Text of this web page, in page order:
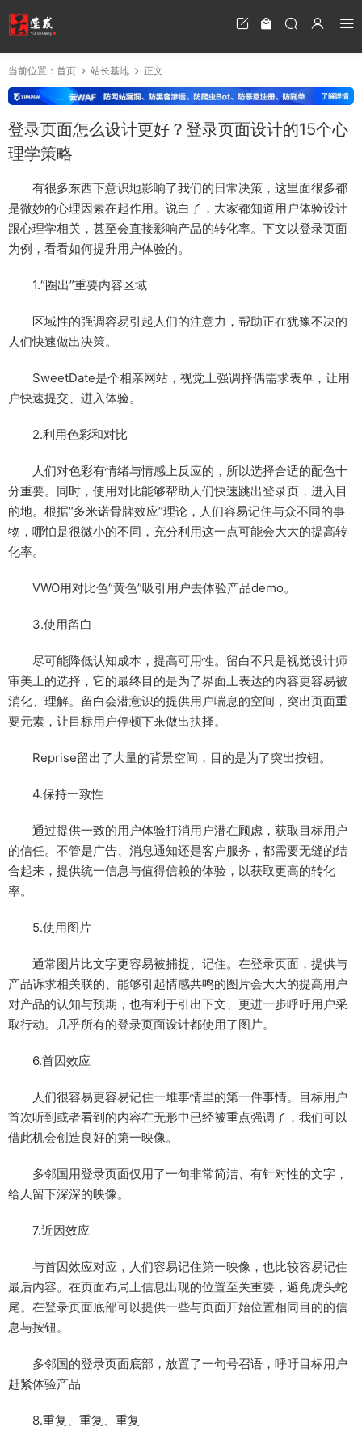
当前位置： 首页 站长基地 正文
登录页面怎么设计更好？登录页面设计的15个心
理学策略
有很多东西下意识地影响了我们的日常决策，这里面很多都
是微妙的心理因素在起作用。说白了，大家都知道用户体验设计
跟心理学相关，甚至会直接影响产品的转化率。下文以登录页面
为例，看看如何提升用户体验的。
1.“圈出”重要内容区域
区域性的强调容易引起人们的注意力，帮助正在犹豫不决的
人们快速做出决策。
SweetDate是个相亲网站，视觉上强调择偶需求表单，让用
户快速提交、进入体验。
2.利用色彩和对比
人们对色彩有情绪与情感上反应的，所以选择合适的配色十
分重要。同时，使用对比能够帮助人们快速跳出登录页，进入目
的地。根据“多米诺骨牌效应”理论，人们容易记住与众不同的事
物，哪怕是很微小的不同，充分利用这一点可能会大大的提高转
化率。
VWO用对比色“黄色”吸引用户去体验产品demo。
3.使用留白
尽可能降低认知成本，提高可用性。留白不只是视觉设计师
审美上的选择，它的最终目的是为了界面上表达的内容更容易被
消化、理解。留白会潜意识的提供用户喘息的空间，突出页面重
要元素，让目标用户停顿下来做出抉择。
Reprise留出了大量的背景空间，目的是为了突出按钮。
4.保持一致性
通过提供一致的用户体验打消用户潜在顾虑，获取目标用户
的信任。不管是广告、消息通知还是客户服务，都需要无缝的结
合起来，提供统一信息与值得信赖的体验，以获取更高的转化
率。
5.使用图片
通常图片比文字更容易被捕捉、记住。在登录页面，提供与
产品诉求相关联的、能够引起情感共鸣的图片会大大的提高用户
对产品的认知与预期，也有利于引出下文、更进一步呼吁用户采
取行动。几乎所有的登录页面设计都使用了图片。
6.首因效应
人们很容易更容易记住一堆事情里的第一件事情。目标用户
首次听到或者看到的内容在无形中已经被重点强调了，我们可以
借此机会创造良好的第一映像。
多邻国用登录页面仅用了一句非常简洁、有针对性的文字，
给人留下深深的映像。
7.近因效应
与首因效应对应，人们容易记住第一映像，也比较容易记住
最后内容。在页面布局上信息出现的位置至关重要，避免虎头蛇
尾。在登录页面底部可以提供一些与页面开始位置相同目的的信
息与按钮。
多邻国的登录页面底部，放置了一句号召语，呼吁目标用户
赶紧体验产品
8.重复、重复、重复